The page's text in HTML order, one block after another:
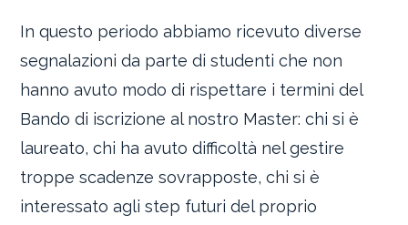
In questo periodo abbiamo ricevuto diverse
segnalazioni da parte di studenti che non
hanno avuto modo di rispettare i termini del
Bando di iscrizione al nostro Master: chi si è
laureato, chi ha avuto difficoltà nel gestire
troppe scadenze sovrapposte, chi si è
interessato agli step futuri del proprio